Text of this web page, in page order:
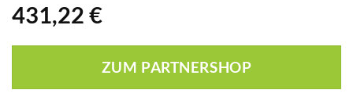
431,22 €
ZUM PARTNERSHOP